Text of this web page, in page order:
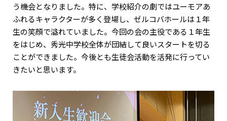
う機会となりました。特に、学校紹介の劇ではユーモアあ
ふれるキャラクターが多く登場し、ゼルコバホールは１年
生の笑顔で溢れていました。今回の会の主役である１年生
をはじめ、秀光中学校全体が団結して良いスタートを切る
ことができました。今後とも生徒会活動を活発に行ってい
きたいと思います。